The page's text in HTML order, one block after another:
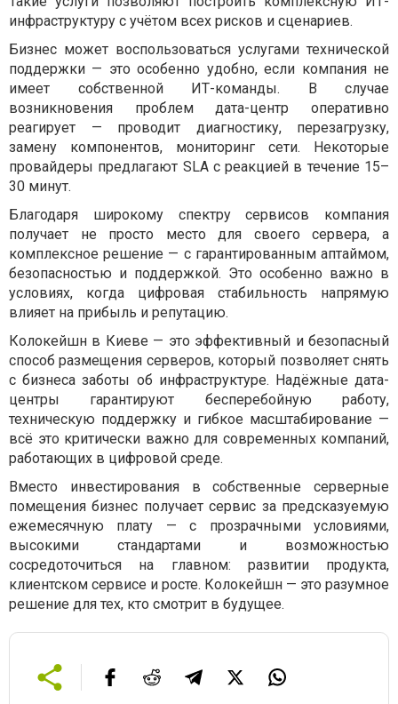
инфраструктуру с учётом всех рисков и сценариев.
Бизнес может воспользоваться услугами технической
поддержки — это особенно удобно, если компания не
имеет собственной ИТ-команды. В случае
возникновения проблем дата-центр оперативно
реагирует — проводит диагностику, перезагрузку,
замену компонентов, мониторинг сети. Некоторые
провайдеры предлагают SLA с реакцией в течение 15–
30 минут.
Благодаря широкому спектру сервисов компания
получает не просто место для своего сервера, а
комплексное решение — с гарантированным аптаймом,
безопасностью и поддержкой. Это особенно важно в
условиях, когда цифровая стабильность напрямую
влияет на прибыль и репутацию.
Колокейшн в Киеве — это эффективный и безопасный
способ размещения серверов, который позволяет снять
с бизнеса заботы об инфраструктуре. Надёжные дата-
центры гарантируют бесперебойную работу,
техническую поддержку и гибкое масштабирование —
всё это критически важно для современных компаний,
работающих в цифровой среде.
Вместо инвестирования в собственные серверные
помещения бизнес получает сервис за предсказуемую
ежемесячную плату — с прозрачными условиями,
высокими стандартами и возможностью
сосредоточиться на главном: развитии продукта,
клиентском сервисе и росте. Колокейшн — это разумное
решение для тех, кто смотрит в будущее.